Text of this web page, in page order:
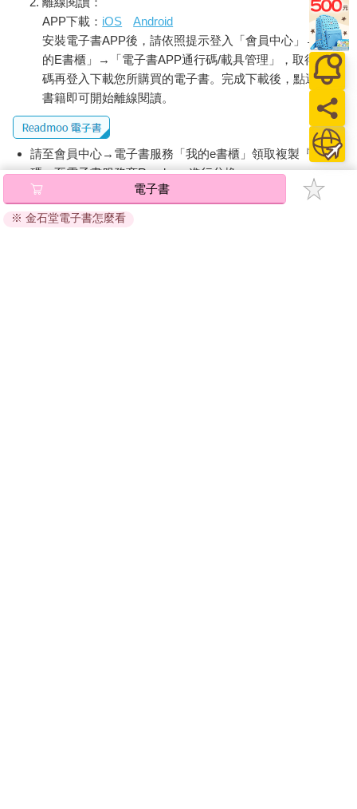
APP下載： iOS
Android
安裝電子書APP後，請依照提示登入「會員中心」→「我
的E書櫃」→「電子書APP通行碼/載具管理」，取得通行
碼再登入下載您所購買的電子書。完成下載後，點選任一
書籍即可開始離線閱讀。
請至會員中心→電子書服務「我的e書櫃」領取複製『兌換
碼』至電子書服務商Readmoo進行兌換。
退換貨須知：
因版權保護，您在金石堂所購買的電子書僅能以金石堂專屬
電子書
※ 金石堂電子書怎麼看